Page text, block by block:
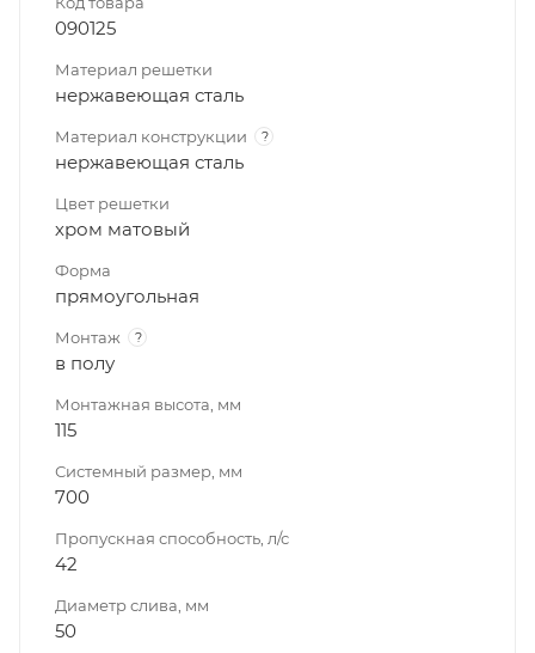
090125
Материал решетки
нержавеющая сталь
Материал конструкции ?
нержавеющая сталь
Цвет решетки
хром матовый
Форма
прямоугольная
Монтаж ?
в полу
Монтажная высота, мм
115
Системный размер, мм
700
Пропускная способность, л/с
42
Диаметр слива, мм
50